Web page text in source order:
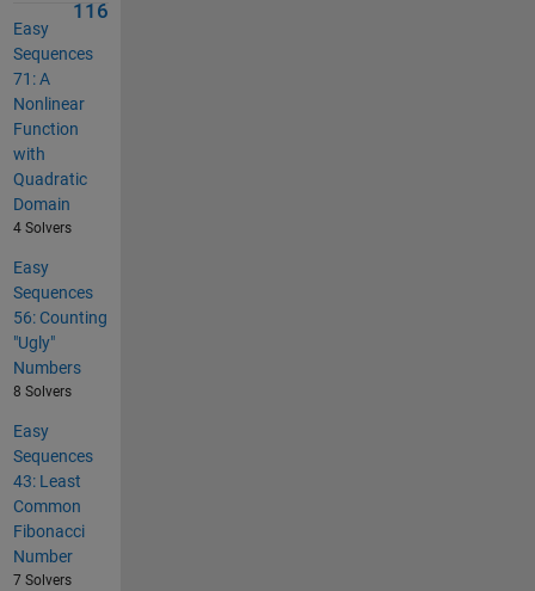
116
Easy
Sequences
71: A
Nonlinear
Function
with
Quadratic
Domain
4 Solvers
Easy
Sequences
56: Counting
"Ugly"
Numbers
8 Solvers
Easy
Sequences
43: Least
Common
Fibonacci
Number
7 Solvers